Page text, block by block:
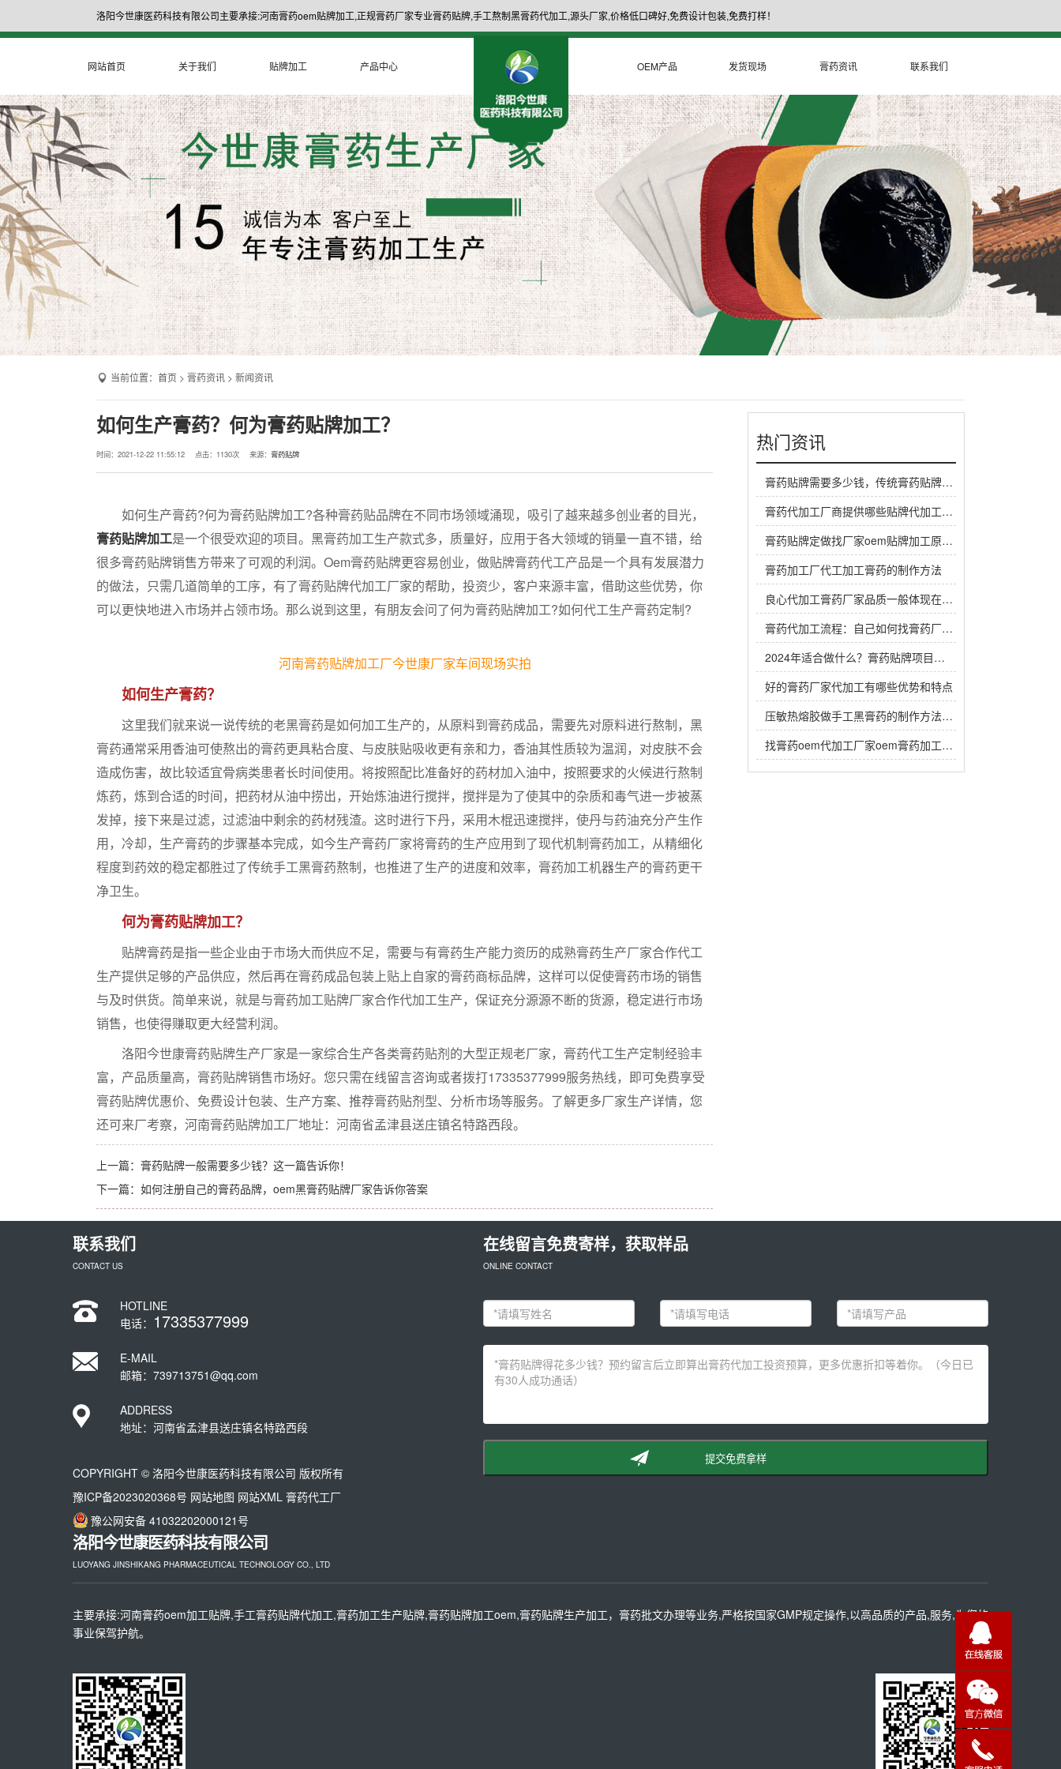
洛阳今世康医药科技有限公司主要承接:河南膏药oem贴牌加工,正规膏药厂家专业膏药贴牌,手工熬制黑膏药代加工,源头厂家,价格低口碑好,免费设计包装,免费打样！
网站首页 关于我们 贴牌加工 产品中心 OEM产品 发货现场 膏药资讯 联系我们
当前位置： 首页 > 膏药资讯 > 新闻资讯
如何生产膏药？何为膏药贴牌加工？
时间：2021-12-22 11:55:12 点击： 1130次 来源： 膏药贴牌
如何生产膏药?何为膏药贴牌加工?各种膏药贴品牌在不同市场领域涌现，吸引了越来越多创业者的目光，
膏药贴牌加工是一个很受欢迎的项目。黑膏药加工生产款式多，质量好，应用于各大领域的销量一直不错，给
很多膏药贴牌销售方带来了可观的利润。Oem膏药贴牌更容易创业，做贴牌膏药代工产品是一个具有发展潜力
的做法，只需几道简单的工序，有了膏药贴牌代加工厂家的帮助，投资少，客户来源丰富，借助这些优势，你
可以更快地进入市场并占领市场。那么说到这里，有朋友会问了何为膏药贴牌加工?如何代工生产膏药定制?
河南膏药贴牌加工厂今世康厂家车间现场实拍
如何生产膏药？
这里我们就来说一说传统的老黑膏药是如何加工生产的，从原料到膏药成品，需要先对原料进行熬制，黑
膏药通常采用香油可使熬出的膏药更具粘合度、与皮肤贴吸收更有亲和力，香油其性质较为温润，对皮肤不会
造成伤害，故比较适宜骨病类患者长时间使用。将按照配比准备好的药材加入油中，按照要求的火候进行熬制
炼药，炼到合适的时间，把药材从油中捞出，开始炼油进行搅拌，搅拌是为了使其中的杂质和毒气进一步被蒸
发掉，接下来是过滤，过滤油中剩余的药材残渣。这时进行下丹，采用木棍迅速搅拌，使丹与药油充分产生作
用，冷却，生产膏药的步骤基本完成，如今生产膏药厂家将膏药的生产应用到了现代机制膏药加工，从精细化
程度到药效的稳定都胜过了传统手工黑膏药熬制，也推进了生产的进度和效率，膏药加工机器生产的膏药更干
净卫生。
何为膏药贴牌加工？
贴牌膏药是指一些企业由于市场大而供应不足，需要与有膏药生产能力资历的成熟膏药生产厂家合作代工
生产提供足够的产品供应，然后再在膏药成品包装上贴上自家的膏药商标品牌，这样可以促使膏药市场的销售
与及时供货。简单来说，就是与膏药加工贴牌厂家合作代加工生产，保证充分源源不断的货源，稳定进行市场
销售，也使得赚取更大经营利润。
洛阳今世康膏药贴牌生产厂家是一家综合生产各类膏药贴剂的大型正规老厂家，膏药代工生产定制经验丰
富，产品质量高，膏药贴牌销售市场好。您只需在线留言咨询或者拨打17335377999服务热线，即可免费享受
膏药贴牌优惠价、免费设计包装、生产方案、推荐膏药贴剂型、分析市场等服务。了解更多厂家生产详情，您
还可来厂考察，河南膏药贴牌加工厂地址：河南省孟津县送庄镇名特路西段。
上一篇： 膏药贴牌一般需要多少钱？这一篇告诉你！
下一篇： 如何注册自己的膏药品牌，oem黑膏药贴牌厂家告诉你答案
热门资讯
膏药贴牌需要多少钱，传统膏药贴牌厂家一般怎么收费
膏药代加工厂商提供哪些贴牌代加工定制服务？
膏药贴牌定做找厂家oem贴牌加工原料谁来提供？
膏药加工厂代工加工膏药的制作方法
良心代加工膏药厂家品质一般体现在哪里？
膏药代加工流程：自己如何找膏药厂家代工生产做膏药
2024年适合做什么？膏药贴牌项目是个赚钱机会
好的膏药厂家代加工有哪些优势和特点
压敏热熔胶做手工黑膏药的制作方法，热熔胶在黑膏药中放多少？
找膏药oem代加工厂家oem膏药加工生产注意事项有哪些？
联系我们
CONTACT US
HOTLINE
电话： 17335377999
E-MAIL
邮箱：739713751@qq.com
ADDRESS
地址：河南省孟津县送庄镇名特路西段
COPYRIGHT © 洛阳今世康医药科技有限公司 版权所有
豫ICP备2023020368号 网站地图 网站XML 膏药代工厂
豫公网安备 41032202000121号
在线留言免费寄样，获取样品
ONLINE CONTACT
提交免费拿样
洛阳今世康医药科技有限公司
LUOYANG JINSHIKANG PHARMACEUTICAL TECHNOLOGY CO., LTD
主要承接:河南膏药oem加工贴牌,手工膏药贴牌代加工,膏药加工生产贴牌,膏药贴牌加工oem,膏药贴牌生产加工，膏药批文办理等业务,严格按国家GMP规定操作,以高品质的产品,服务,为您的
事业保驾护航。